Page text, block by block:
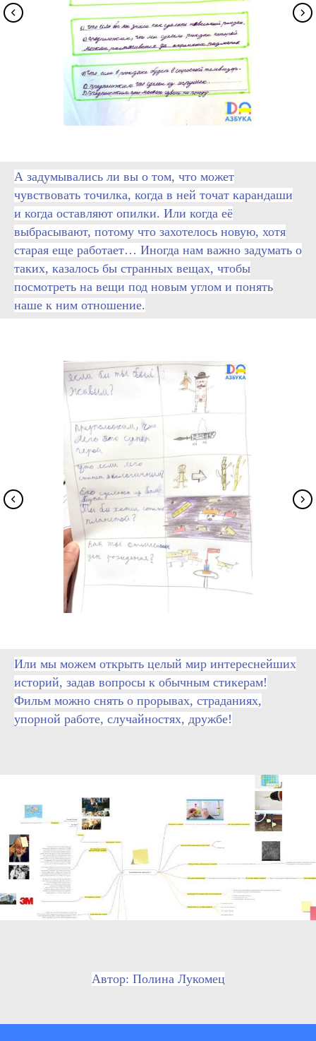
А задумывались ли вы о том, что может
чувствовать точилка, когда в ней точат карандаши
и когда оставляют опилки. Или когда её
выбрасывают, потому что захотелось новую, хотя
старая еще работает… Иногда нам важно задумать о
таких, казалось бы странных вещах, чтобы
посмотреть на вещи под новым углом и понять
наше к ним отношение.
Или мы можем открыть целый мир интереснейших
историй, задав вопросы к обычным стикерам!
Фильм можно снять о прорывах, страданиях,
упорной работе, случайностях, дружбе!
Автор: Полина Лукомец